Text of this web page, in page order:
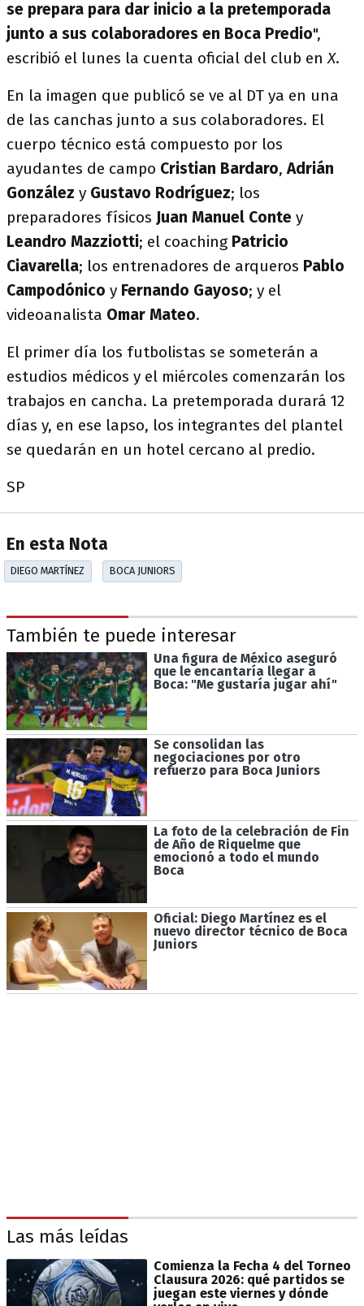
se prepara para dar inicio a la pretemporada
junto a sus colaboradores en Boca Predio",
escribió el lunes la cuenta oficial del club enX.
En la imagen que publicó se ve al DT ya en una
de las canchas junto a sus colaboradores. El
cuerpo técnico está compuesto por los
ayudantes de campo Cristian Bardaro,Adrián
González y Gustavo Rodríguez; los
preparadores físicos Juan Manuel Conte y
Leandro Mazziotti; el coaching Patricio
Ciavarella; los entrenadores de arqueros Pablo
Campodónico y Fernando Gayoso; y el
videoanalista Omar Mateo.
El primer día los futbolistas se someterán a
estudios médicos y el miércoles comenzarán los
trabajos en cancha. La pretemporada durará 12
días y, en ese lapso, los integrantes del plantel
se quedarán en un hotel cercano al predio.
SP
En esta Nota
DIEGO MARTÍNEZ BOCA JUNIORS
También te puede interesar
Una figura de México aseguró
que le encantaría llegar a
Boca: "Me gustaría jugar ahí"
Se consolidan las
negociaciones por otro
refuerzo para Boca Juniors
La foto de la celebración de Fin
de Año de Riquelme que
emocionó a todo el mundo
Boca
Oficial: Diego Martínez es el
nuevo director técnico de Boca
Juniors
Las más leídas
Comienza la Fecha 4 del Torneo
Clausura 2026: qué partidos se
juegan este viernes y dónde